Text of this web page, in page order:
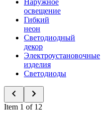
Наружное
освещение
Гибкий
неон
Светодиодный
декор
Электроустановочные
изделия
Светодиоды
Item 1 of 12